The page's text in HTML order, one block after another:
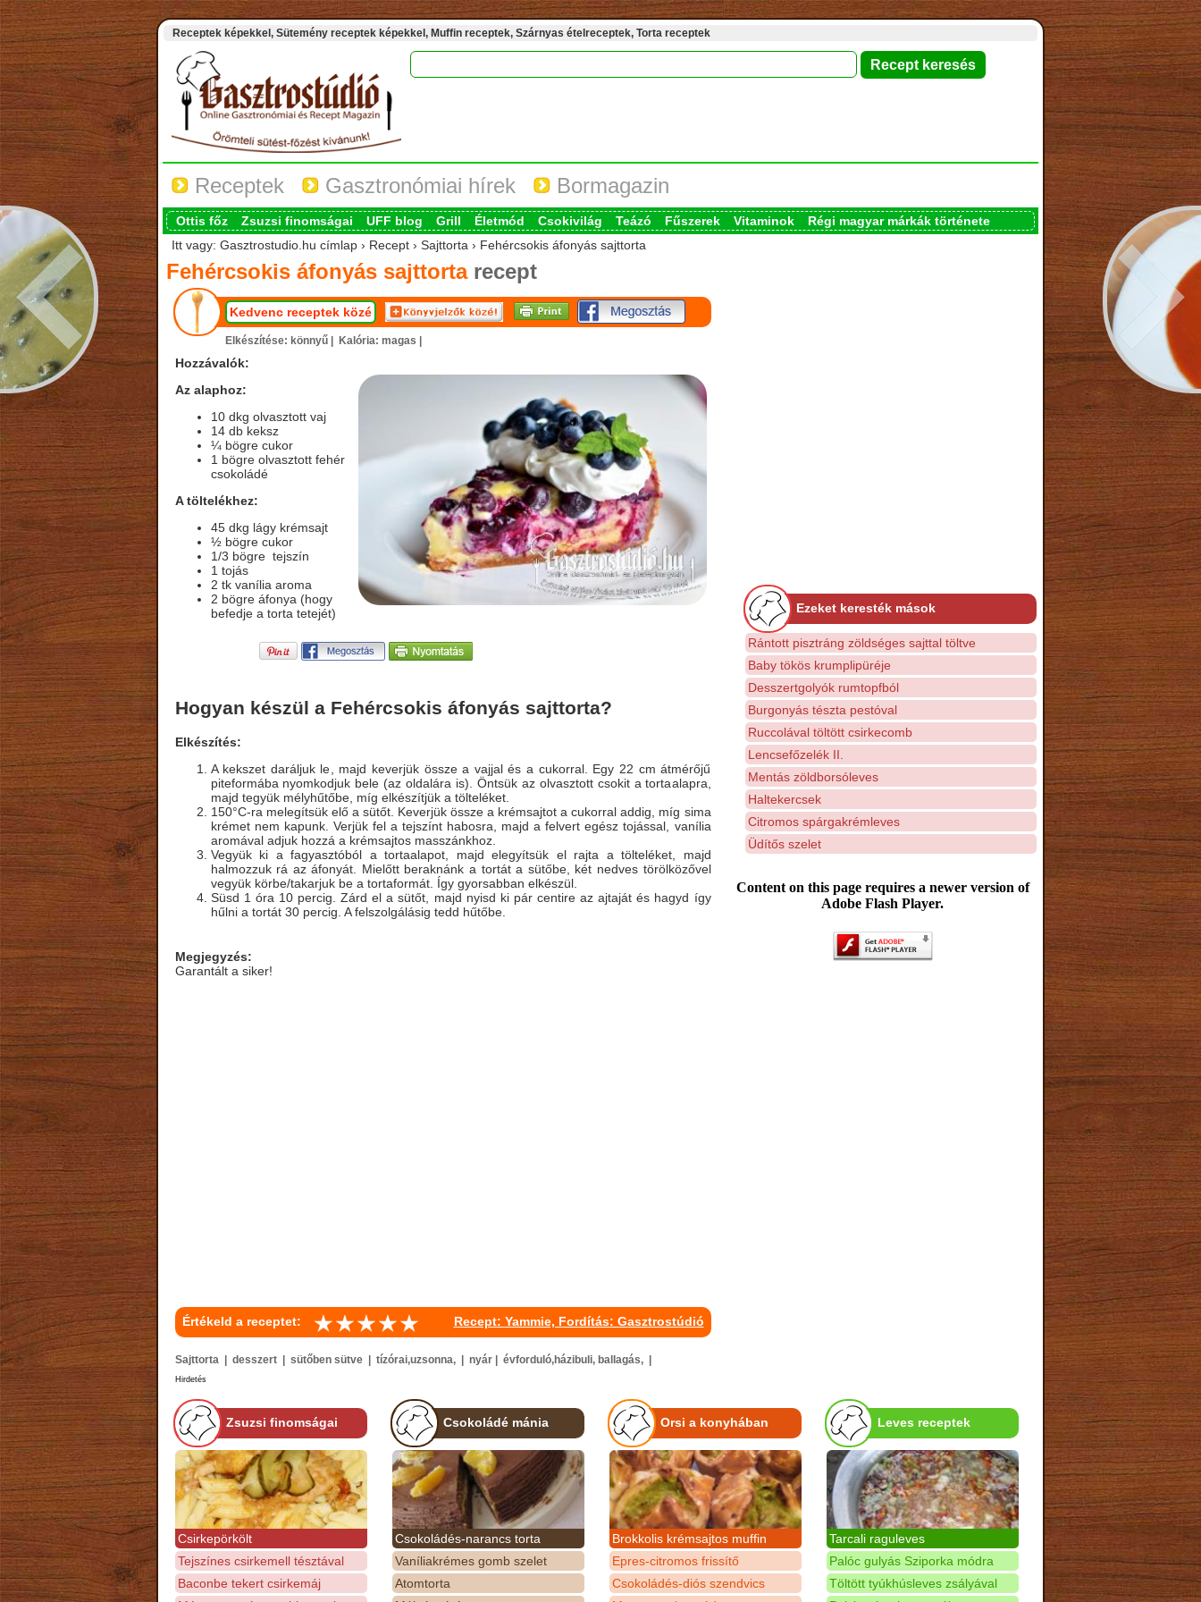
Receptek képekkel, Sütemény receptek képekkel, Muffin receptek, Szárnyas ételreceptek, Torta receptek
Receptek Gasztronómiai hírek Bormagazin
Ottis főz Zsuzsi finomságai UFF blog Grill Életmód Csokivilág Teázó Fűszerek Vitaminok
Régi magyar márkák története
Itt vagy: Gasztrostudio.hu címlap › Recept › Sajttorta › Fehércsokis áfonyás sajttorta
Fehércsokis áfonyás sajttortarecept
Kedvenc receptek közé
Elkészítése: könnyű | Kalória: magas |
Hozzávalók:
Az alaphoz:
10 dkg olvasztott vaj
14 db keksz
¼ bögre cukor
1 bögre olvasztott fehér
csokoládé
A töltelékhez:
45 dkg lágy krémsajt
½ bögre cukor
1/3 bögre tejszín
1 tojás
2 tk vanília aroma
2 bögre áfonya (hogy
befedje a torta tetejét)
Hogyan készül a Fehércsokis áfonyás sajttorta?
Elkészítés:
A kekszet daráljuk le, majd keverjük össze a vajjal és a cukorral. Egy 22 cm átmérőjű
piteformába nyomkodjuk bele (az oldalára is). Öntsük az olvasztott csokit a tortaalapra,
majd tegyük mélyhűtőbe, míg elkészítjük a tölteléket.
150°C-ra melegítsük elő a sütőt. Keverjük össze a krémsajtot a cukorral addig, míg sima
krémet nem kapunk. Verjük fel a tejszínt habosra, majd a felvert egész tojással, vanília
aromával adjuk hozzá a krémsajtos masszánkhoz.
Vegyük ki a fagyasztóból a tortaalapot, majd elegyítsük el rajta a tölteléket, majd
halmozzuk rá az áfonyát. Mielőtt beraknánk a tortát a sütőbe, két nedves törölközővel
vegyük körbe/takarjuk be a tortaformát. Így gyorsabban elkészül.
Süsd 1 óra 10 percig. Zárd el a sütőt, majd nyisd ki pár centire az ajtaját és hagyd így
hűlni a tortát 30 percig. A felszolgálásig tedd hűtőbe.
Megjegyzés:
Garantált a siker!
Értékeld a receptet: Recept: Yammie, Fordítás: Gasztrostúdió
Sajttorta | desszert | sütőben sütve | tízórai,uzsonna, | nyár | évforduló,házibuli, ballagás, |
Hirdetés
Ezeket keresték mások
Rántott pisztráng zöldséges sajttal töltve
Baby tökös krumplipüréje
Desszertgolyók rumtopfból
Burgonyás tészta pestóval
Ruccolával töltött csirkecomb
Lencsefőzelék II.
Mentás zöldborsóleves
Haltekercsek
Citromos spárgakrémleves
Üdítős szelet
Content on this page requires a newer version of
Adobe Flash Player.
Zsuzsi finomságai
Csirkepörkölt
Tejszínes csirkemell tésztával
Baconbe tekert csirkemáj
Csokoládé mánia
Csokoládés-narancs torta
Vaníliakrémes gomb szelet
Atomtorta
Orsi a konyhában
Brokkolis krémsajtos muffin
Epres-citromos frissítő
Csokoládés-diós szendvics
Leves receptek
Tarcali raguleves
Palóc gulyás Sziporka módra
Töltött tyúkhúsleves zsályával